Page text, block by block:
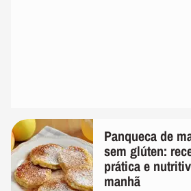
Panqueca de
sem glúten:
prática e
manhã